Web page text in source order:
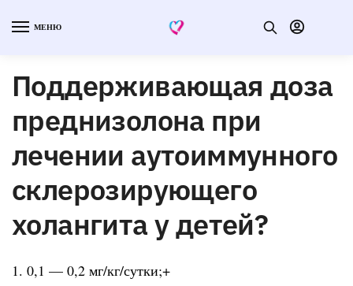
МЕНЮ
Поддерживающая доза
преднизолона при
лечении аутоиммунного
склерозирующего
холангита у детей?
1. 0,1 — 0,2 мг/кг/сутки;+